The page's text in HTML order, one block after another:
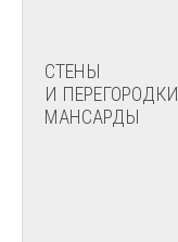
СТЕНЫ
И ПЕРЕГОРОДКИ
МАНСАРДЫ